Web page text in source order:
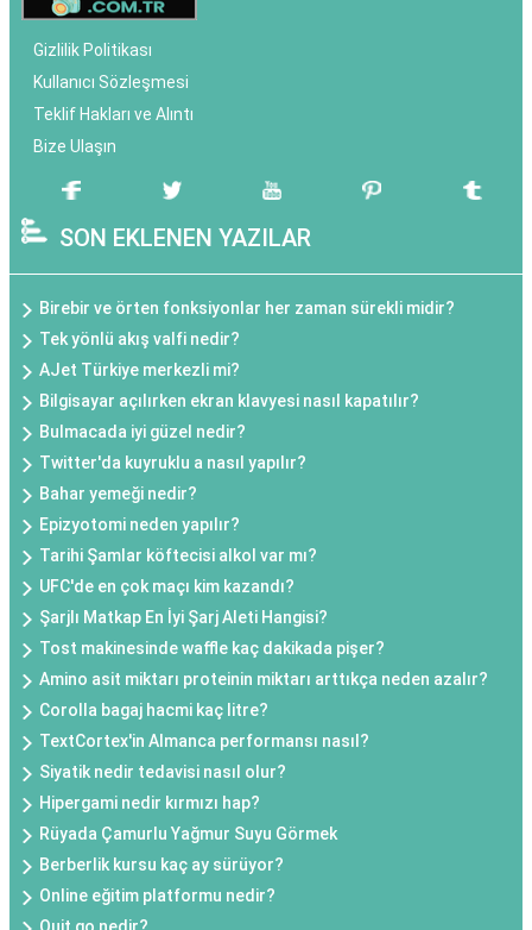
Gizlilik Politikası
Kullanıcı Sözleşmesi
Teklif Hakları ve Alıntı
Bize Ulaşın
SON EKLENEN YAZILAR
Birebir ve örten fonksiyonlar her zaman sürekli midir?
Tek yönlü akış valfi nedir?
AJet Türkiye merkezli mi?
Bilgisayar açılırken ekran klavyesi nasıl kapatılır?
Bulmacada iyi güzel nedir?
Twitter'da kuyruklu a nasıl yapılır?
Bahar yemeği nedir?
Epizyotomi neden yapılır?
Tarihi Şamlar köftecisi alkol var mı?
UFC'de en çok maçı kim kazandı?
Şarjlı Matkap En İyi Şarj Aleti Hangisi?
Tost makinesinde waffle kaç dakikada pişer?
Amino asit miktarı proteinin miktarı arttıkça neden azalır?
Corolla bagaj hacmi kaç litre?
TextCortex'in Almanca performansı nasıl?
Siyatik nedir tedavisi nasıl olur?
Hipergami nedir kırmızı hap?
Rüyada Çamurlu Yağmur Suyu Görmek
Berberlik kursu kaç ay sürüyor?
Online eğitim platformu nedir?